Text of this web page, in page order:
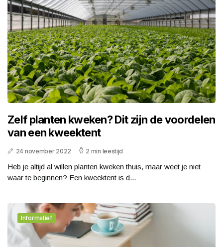
Zelf planten kweken? Dit zijn de voordelen
van een kweektent
24 november 2022 2 min leestijd
Heb je altijd al willen planten kweken thuis, maar weet je niet
waar te beginnen? Een kweektent is d...
Informatief